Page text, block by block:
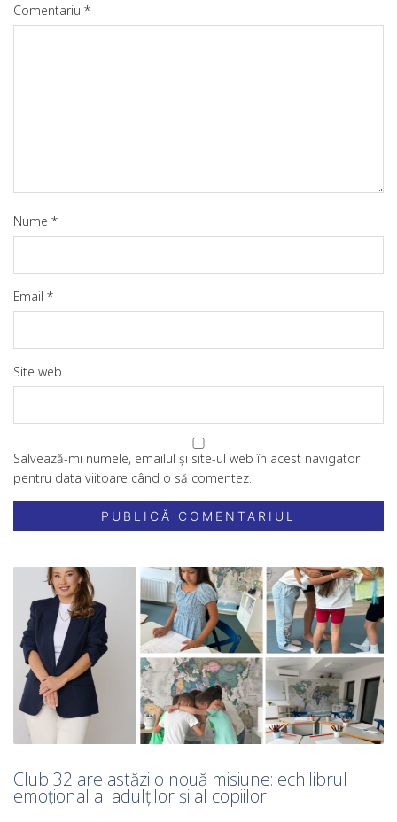
Comentariu *
Nume *
Email *
Site web
Salvează-mi numele, emailul și site-ul web în acest navigator
pentru data viitoare când o să comentez.
Club 32 are astăzi o nouă misiune: echilibrul
emoțional al adulților și al copiilor